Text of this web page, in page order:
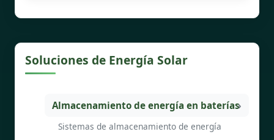
Soluciones de Energía Solar
Almacenamiento de energía en baterías
Sistemas de almacenamiento de energía